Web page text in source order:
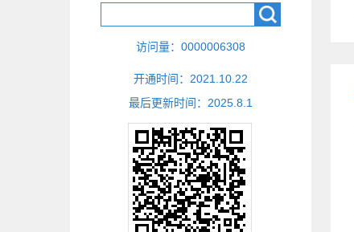
访问量： 0000006308
开通时间： 2021 10 22
最后更新时间： 2025 8 1